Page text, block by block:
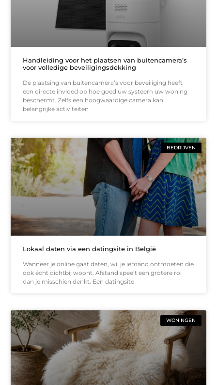
Handleiding voor het plaatsen van buitencamera’s
voor volledige beveiligingsdekking
De plaatsing van buitencamera’s voor beveiliging heeft
een directe invloed op hoe goed uw systeem uw woning
beschermt. Zelfs een hoogwaardige camera kan
belangrijke activiteiten
BEDRIJVEN
Lokaal daten via een datingsite in België
Wanneer je online gaat daten, wil je iemand ontmoeten die
ook écht dichtbij woont. Afstand speelt een grotere rol
dan je misschien denkt. Een datingsite
WONINGEN